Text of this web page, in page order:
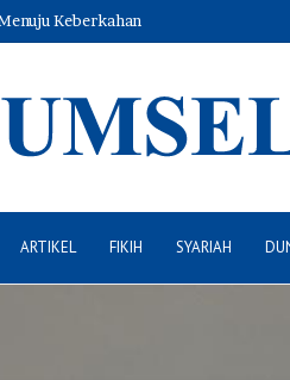
Keberkahan
ARTIKEL FIKIH SYARIAH